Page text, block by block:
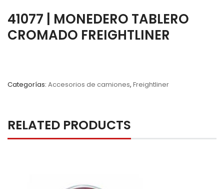
41077 | MONEDERO TABLERO
CROMADO FREIGHTLINER
Categorías: Accesorios de camiones, Freightliner
RELATED PRODUCTS